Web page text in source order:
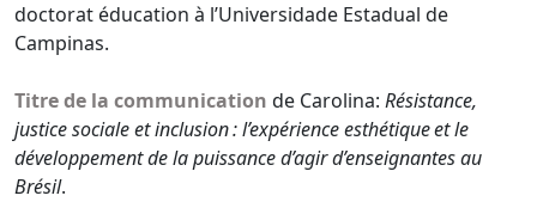
doctorat éducation à l’Universidade Estadual de
Campinas.
Titre de la communication de Carolina: Résistance,
justice sociale et inclusion : l’expérience esthétique et le
développement de la puissance d’agir d’enseignantes au
Brésil.